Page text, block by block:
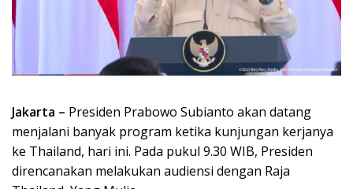
Jakarta – Presiden Prabowo Subianto akan datang
menjalani banyak program ketika kunjungan kerjanya
ke Thailand, hari ini. Pada pukul 9.30 WIB, Presiden
direncanakan melakukan audiensi dengan Raja